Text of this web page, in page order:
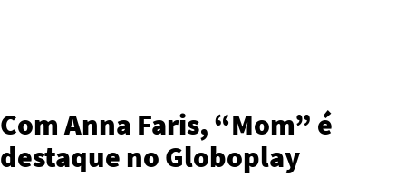
Com Anna Faris, “Mom” é
destaque no Globoplay